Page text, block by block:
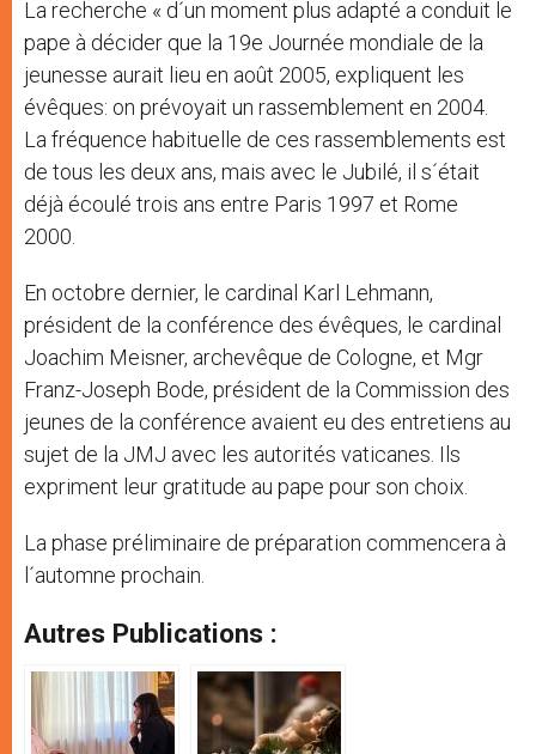
La recherche « d´un moment plus adapté a conduit le
pape à décider que la 19e Journée mondiale de la
jeunesse aurait lieu en août 2005, expliquent les
évêques: on prévoyait un rassemblement en 2004.
La fréquence habituelle de ces rassemblements est
de tous les deux ans, mais avec le Jubilé, il s´était
déjà écoulé trois ans entre Paris 1997 et Rome
2000.
En octobre dernier, le cardinal Karl Lehmann,
président de la conférence des évêques, le cardinal
Joachim Meisner, archevêque de Cologne, et Mgr
Franz-Joseph Bode, président de la Commission des
jeunes de la conférence avaient eu des entretiens au
sujet de la JMJ avec les autorités vaticanes. Ils
expriment leur gratitude au pape pour son choix.
La phase préliminaire de préparation commencera à
l´automne prochain.
Autres Publications :